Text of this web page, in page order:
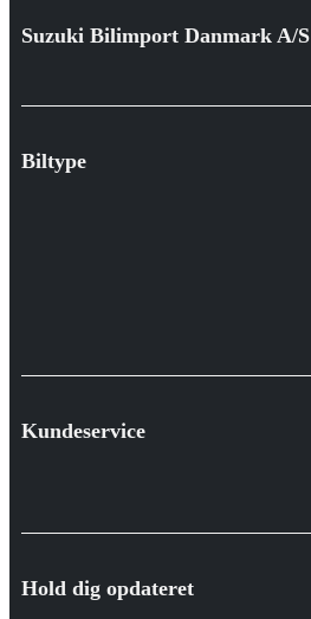
Suzuki Bilimport Danmark A/S
Biltype
Kundeservice
Hold dig opdateret